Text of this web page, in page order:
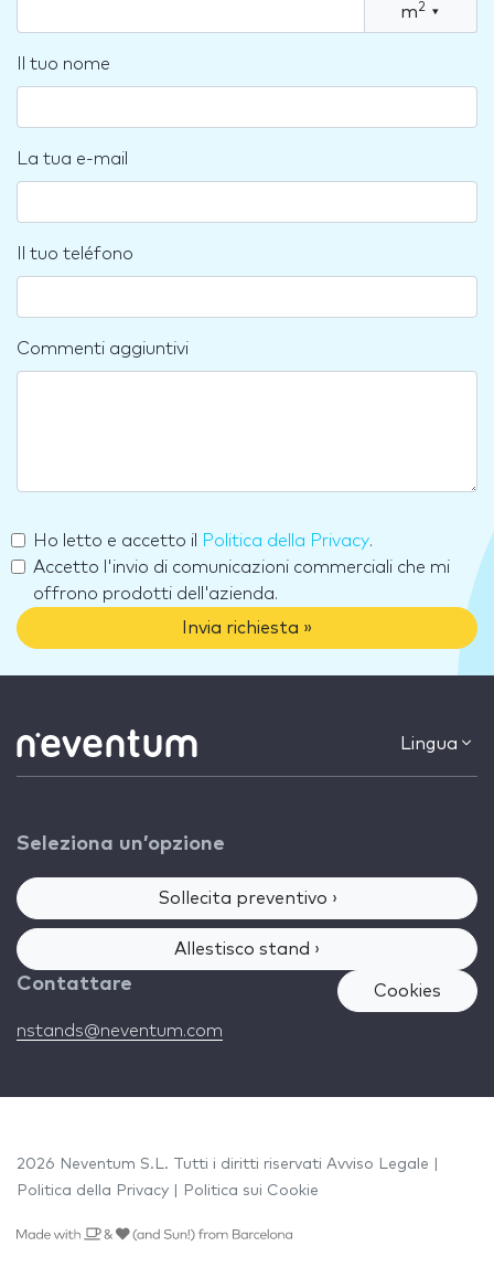
m2 ▾
Il tuo nome
La tua e-mail
Il tuo teléfono
Commenti aggiuntivi
Ho letto e accetto il Politica della Privacy.
Accetto l'invio di comunicazioni commerciali che mi
offrono prodotti dell'azienda.
Invia richiesta »
Lingua
Seleziona un’opzione
Sollecita preventivo ›
Allestisco stand ›
Contattare
nstands@neventum.com
Cookies
2026 Neventum S.L. Tutti i diritti riservati Avviso Legale
Politica della Privacy
Politica sui Cookie